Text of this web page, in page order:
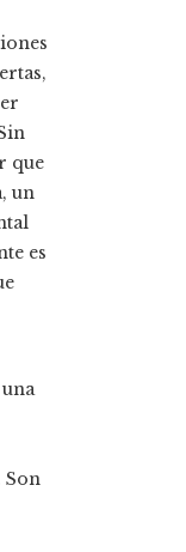
que
un
es
Son